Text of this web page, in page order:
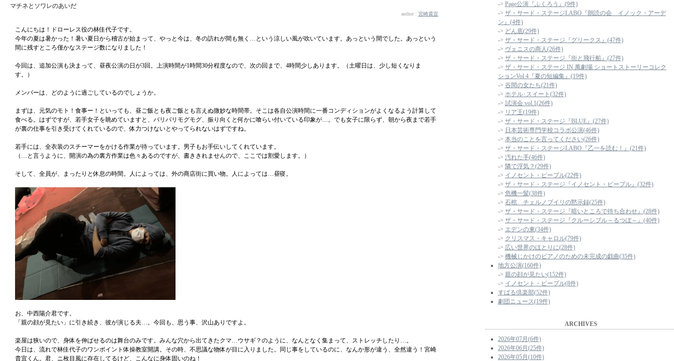
マチネとソワレのあいだ
author : 宮崎貴宜
こんにちは！ドローレス役の林佳代子です。
今年の夏は暑かった！暑い夏日から稽古が始まって、やっと今は、冬の訪れが間も無く…という涼しい風が吹いています。あっという間でした。あっという
間に残すところ僅かなステージ数になりました！
今回は、追加公演も決まって、昼夜公演の日が3回。上演時間が1時間30分程度なので、次の回まで、4時間少しあります。（土曜日は、少し短くなりま
す。）
メンバーは、どのように過ごしているのでしょうか。
まずは、元気のモト！食事ー！といっても、昼ご飯とも夜ご飯とも言えぬ微妙な時間帯。そこは各自公演時間に一番コンディションがよくなるよう計算して
食べる。はずですが、若手女子を眺めていますと、バリバリモグモグ、振り向くと何かに喰らい付いている印象が…。でも女子に限らず、朝から夜まで若手
が裏の仕事を引き受けてくれているので、体力つけないとやってられないはずですね。
若手には、全衣装のスチーマーをかける作業が待っています。男子もお手伝いしてくれています。
（…と言うように、開演の為の裏方作業は色々あるのですが、書ききれませんので、ここでは割愛します。）
そして、全員が、まったりと休息の時間。人によっては、外の商店街に買い物。人によっては…昼寝。
お、中西陽介君です。
「親の顔が見たい」に引き続き、彼が演じる夫…。今回も、思う事、沢山ありですよ。
楽屋は狭いので、身体を伸ばせるのは舞台のみです。みんな穴から出てきたクマ…ウサギ？のように、なんとなく集まって、ストレッチしたり…。
今日は、流れで林佳代子のワンポイント体操教室開講。その時、不思議な物体が目に入りました。同じ事をしているのに、なんか形が違う、全然違う！宮崎
貴宜くん。君、ニ枚目風に存在してるけど、こんなに身体固いのね！
-> Page公演『ふくろう』(9件)
-> ザ・サード・ステージLABO『朗読の会 イノック・アーデ
ン』(4件)
-> どん底(29件)
-> ザ・サード・ステージ『グリークス』(47件)
-> ヴェニスの商人(26件)
-> ザ・サード・ステージ『街と飛行船』(27件)
-> ザ・サード・ステージ IN 萬劇場 ショートストーリーコレク
ションVol.4『夏の短編集』(19件)
-> 谷間の女たち(21件)
-> ホテル･スイート(32件)
-> 試演会 vol.1(26件)
-> リア王(19件)
-> ザ・サード・ステージ『BLUE』(27件)
-> 日本芸術専門学校コラボ公演(46件)
-> 本当のことを言ってください(26件)
-> ザ・サード・ステージLABO『乙一を読む！』(21件)
-> 汚れた手(46件)
-> 隣で浮気？(29件)
-> イノセント・ピープル(22件)
-> ザ・サード・ステージ『イノセント・ピープル』(32件)
-> 危機一髪(38件)
-> 石棺 チェルノブイリの黙示録(25件)
-> ザ・サード・ステージ『暗いところで待ち合わせ』(28件)
-> ザ・サード・ステージ『クルーシブル～るつぼ～』(40件)
-> エデンの東(34件)
-> クリスマス・キャロル(79件)
-> 広い世界のほとりに(28件)
-> 機械じかけのピアノのための未完成の戯曲(35件)
地方公演(160件)
-> 親の顔が見たい(152件)
-> イノセント・ピープル(8件)
すばる倶楽部(52件)
劇団ニュース(19件)
ARCHIVES
2026年07月(6件)
2026年06月(25件)
2026年05月(10件)